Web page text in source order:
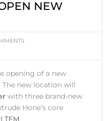
NEW
opening of a new
new location will
with three brand-new
Hone’s core